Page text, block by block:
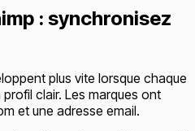
: synchronisez
plus vite lorsque chaque
clair. Les marques ont
et une adresse email.